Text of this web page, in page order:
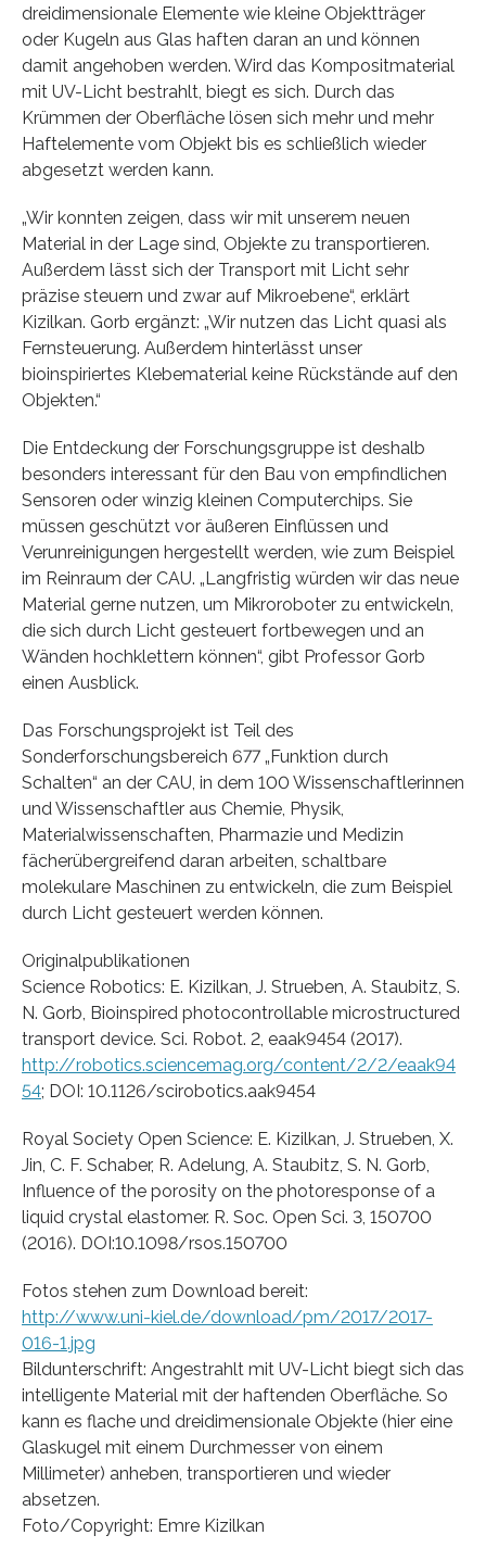
dreidimensionale Elemente wie kleine Objektträger
oder Kugeln aus Glas haften daran an und können
damit angehoben werden. Wird das Kompositmaterial
mit UV-Licht bestrahlt, biegt es sich. Durch das
Krümmen der Oberfläche lösen sich mehr und mehr
Haftelemente vom Objekt bis es schließlich wieder
abgesetzt werden kann.
„Wir konnten zeigen, dass wir mit unserem neuen
Material in der Lage sind, Objekte zu transportieren.
Außerdem lässt sich der Transport mit Licht sehr
präzise steuern und zwar auf Mikroebene“, erklärt
Kizilkan. Gorb ergänzt: „Wir nutzen das Licht quasi als
Fernsteuerung. Außerdem hinterlässt unser
bioinspiriertes Klebematerial keine Rückstände auf den
Objekten.“
Die Entdeckung der Forschungsgruppe ist deshalb
besonders interessant für den Bau von empfindlichen
Sensoren oder winzig kleinen Computerchips. Sie
müssen geschützt vor äußeren Einflüssen und
Verunreinigungen hergestellt werden, wie zum Beispiel
im Reinraum der CAU. „Langfristig würden wir das neue
Material gerne nutzen, um Mikroroboter zu entwickeln,
die sich durch Licht gesteuert fortbewegen und an
Wänden hochklettern können“, gibt Professor Gorb
einen Ausblick.
Das Forschungsprojekt ist Teil des
Sonderforschungsbereich 677 „Funktion durch
Schalten“ an der CAU, in dem 100 Wissenschaftlerinnen
und Wissenschaftler aus Chemie, Physik,
Materialwissenschaften, Pharmazie und Medizin
fächerübergreifend daran arbeiten, schaltbare
molekulare Maschinen zu entwickeln, die zum Beispiel
durch Licht gesteuert werden können.
Originalpublikationen
Science Robotics: E. Kizilkan, J. Strueben, A. Staubitz, S.
N. Gorb, Bioinspired photocontrollable microstructured
transport device. Sci. Robot. 2, eaak9454 (2017).
http://robotics.sciencemag.org/content/2/2/eaak94
54; DOI: 10.1126/scirobotics.aak9454
Royal Society Open Science: E. Kizilkan, J. Strueben, X.
Jin, C. F. Schaber, R. Adelung, A. Staubitz, S. N. Gorb,
Influence of the porosity on the photoresponse of a
liquid crystal elastomer. R. Soc. Open Sci. 3, 150700
(2016). DOI:10.1098/rsos.150700
Fotos stehen zum Download bereit:
http://www.uni-kiel.de/download/pm/2017/2017-
016-1.jpg
Bildunterschrift: Angestrahlt mit UV-Licht biegt sich das
intelligente Material mit der haftenden Oberfläche. So
kann es flache und dreidimensionale Objekte (hier eine
Glaskugel mit einem Durchmesser von einem
Millimeter) anheben, transportieren und wieder
absetzen.
Foto/Copyright: Emre Kizilkan